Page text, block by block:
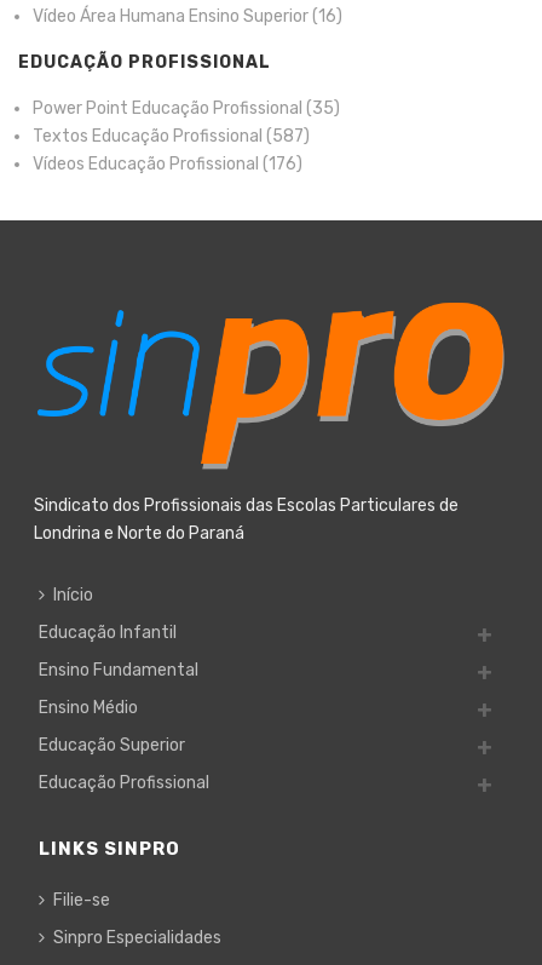
Vídeo Área Humana Ensino Superior(16)
EDUCAÇÃO PROFISSIONAL
Power Point Educação Profissional (35)
Textos Educação Profissional (587)
Vídeos Educação Profissional (176)
Sindicato dos Profissionais das Escolas Particulares de
Londrina e Norte do Paraná
Início
Educação Infantil
Ensino Fundamental
Ensino Médio
Educação Superior
Educação Profissional
LINKS SINPRO
Filie-se
Sinpro Especialidades